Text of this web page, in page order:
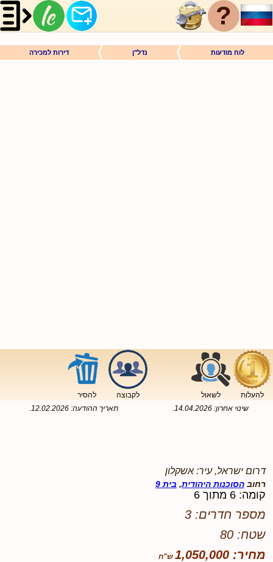
?
לוח מודעות נדל"ן דירות למכירה
להעלות לשאול לקבוצה
להסיר
שינוי אחרון:14.04.2026
. תאריך ההודעה: 12.02.2026
.
דרום ישראל, עיר: אשקלון
רחוב הסוכנות היהודית, בית 9
קומה: 6 מתוך 6
מספר חדרים: 3
שטח: 80
מחיר: 1,050,000